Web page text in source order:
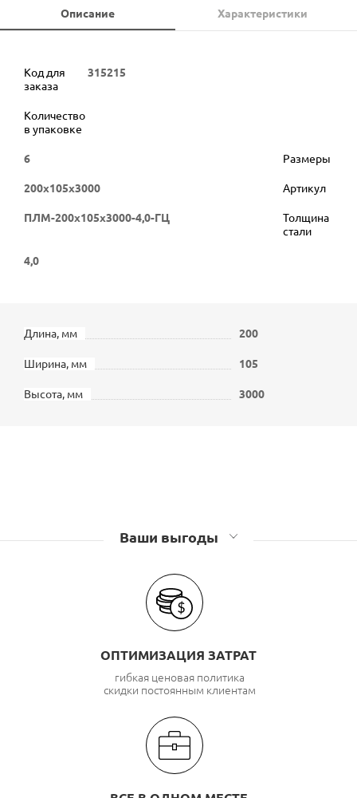
Описание Характеристики
Код для
заказа
315215
Количество
в упаковке
6 Размеры
200х105х3000 Артикул
ПЛМ-200х105х3000-4,0-ГЦ
Толщина
стали
4,0
Длина, мм 200
Ширина, мм 105
Высота, мм 3000
Ваши выгоды
ОПТИМИЗАЦИЯ ЗАТРАТ
гибкая ценовая политика
скидки постоянным клиентам